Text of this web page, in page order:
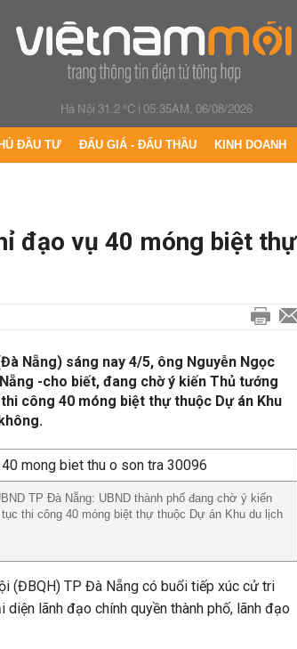
Hà Nội 31.2 °C|05:35AM, 06/08/2026
ĐẦU TƯ ĐẤU GIÁ - ĐẤU THẦU KINH DOANH
đạo vụ 40 móng biệt thự
Nẵng) sáng nay 4/5, ông Nguyễn Ngọc
-cho biết, đang chờ ý kiến Thủ tướng
công 40 móng biệt thự thuộc Dự án Khu
TP Đà Nẵng: UBND thành phố đang chờ ý kiến
thi công 40 móng biệt thự thuộc Dự án Khu du lịch
(ĐBQH) TP Đà Nẵng có buổi tiếp xúc cử tri
lãnh đạo chính quyền thành phố, lãnh đạo